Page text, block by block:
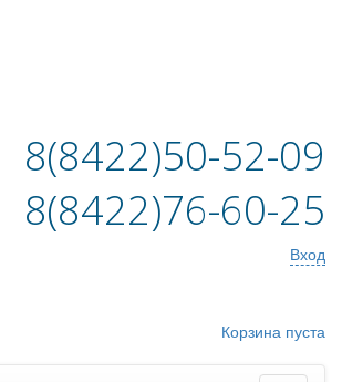
8(8422)50-52-09
8(8422)76-60-25
Вход
Корзина пуста